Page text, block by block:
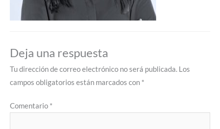
Deja una respuesta
Tu dirección de correo electrónico no será publicada. Los
campos obligatorios están marcados con *
Comentario *